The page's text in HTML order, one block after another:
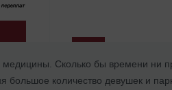
Сколько бы времени ни
большое количество девушек и